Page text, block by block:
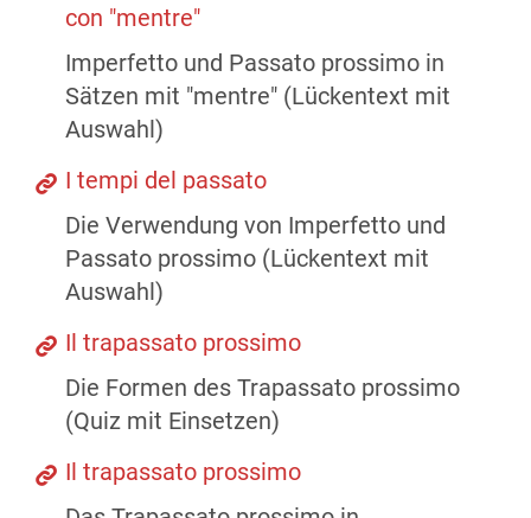
con "mentre"
Imperfetto und Passato prossimo in
Sätzen mit "mentre" (Lückentext mit
Auswahl)
I tempi del passato
Die Verwendung von Imperfetto und
Passato prossimo (Lückentext mit
Auswahl)
Il trapassato prossimo
Die Formen des Trapassato prossimo
(Quiz mit Einsetzen)
Il trapassato prossimo